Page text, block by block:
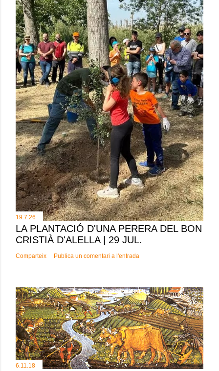
19.7.26
LA PLANTACIÓ D'UNA PERERA DEL BON
CRISTIÀ D'ALELLA | 29 JUL.
Comparteix Publica un comentari a l'entrada
6.11.18